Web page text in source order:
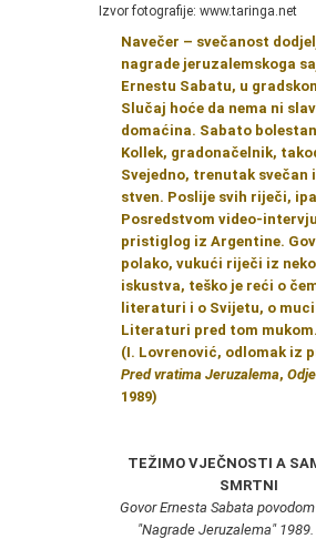
Izvor fotografije: www.taringa.net
Navečer – svečanost
nagrade jeru­zalemskoga
Ernestu Sabatu, u
Slučaj hoće da nema ni
do­maćina. Sabato
Kollek, gradonačel­nik,
Svejedno, trenutak
stven. Poslije svih riječi,
Posredstvom video-
pristiglog iz Argentine.
polako, vukući riječi iz
isku­stva, teško je reći o
literaturi i o Svi­jetu, o
Literaturi pred tom mukom.
(I. Lovrenović, odlomak iz
Pred vratima Jeruzalema,
1989)
TEŽIMO VJEČNOSTI A
SMRTNI
Govor Ernesta Sabata
"Nagrade Jeruzalema"